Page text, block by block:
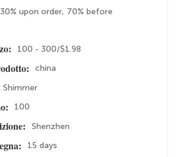
30% upon order, 70% before
100 - 300/$1.98
china
Shimmer
100
Shenzhen
15 days